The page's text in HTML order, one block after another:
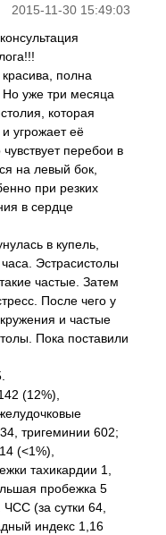
2015-11-30 15:49:03
полна
Но уже три месяца
которая
угрожает её
перебои в
на левый бок,
при резких
в сердце
в купель,
Эстрасистолы
частые. Затем
После чего у
и частые
Пока поставили
(12%),
тригеминии 602;
(<1%),
тахикардии 1,
пробежка 5
(за сутки 64,
индекс 1,16